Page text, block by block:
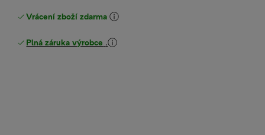
Vrácení zboží zdarma
Plná záruka výrobce .